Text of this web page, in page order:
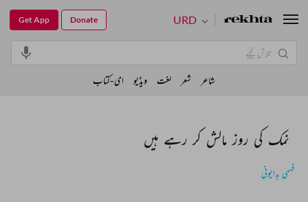
نمک کی روز مالش کر رہے ہیں
فہمی بدایونی
URD
Get App Donate
شاعر شعر لغت ویڈیو ای-کتاب